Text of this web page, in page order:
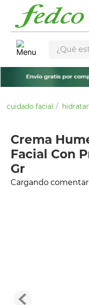
¿Qué
cuidado facial
Crema
Facial Con
Gr
Cargando